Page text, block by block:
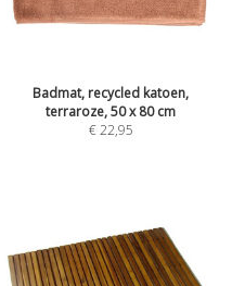
Badmat, recycled katoen,
terraroze, 50 x 80 cm
€22,95